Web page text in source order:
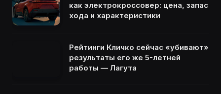
как электрокроссовер: цена, запас
хода и характеристики
Рейтинги Кличко сейчас «убивают»
результаты его же 5-летней
работы — Лагута